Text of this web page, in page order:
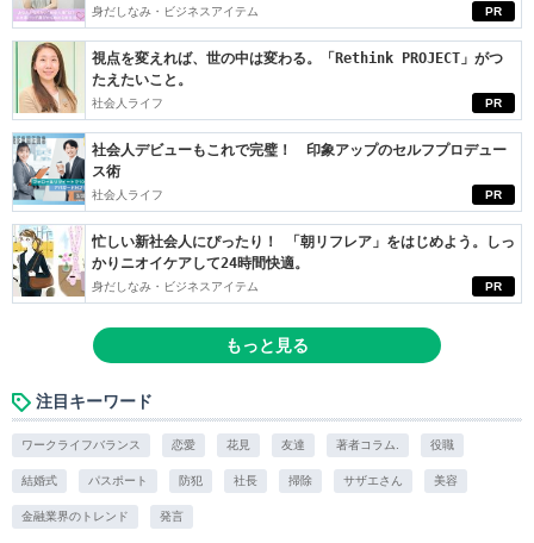
PR
身だしなみ・ビジネスアイテム
PR
視点を変えれば、世の中は変わる。「Rethink PROJECT」がつ
たえたいこと。
社会人ライフ
PR
社会人デビューもこれで完璧！ 印象アップのセルフプロデュー
ス術
社会人ライフ
PR
忙しい新社会人にぴったり！ 「朝リフレア」をはじめよう。しっ
かりニオイケアして24時間快適。
身だしなみ・ビジネスアイテム
もっと見る
注目キーワード
ワークライフバランス 恋愛 花見 友達 著者コラム. 役職
結婚式 パスポート 防犯 社長 掃除 サザエさん 美容
金融業界のトレンド 発言